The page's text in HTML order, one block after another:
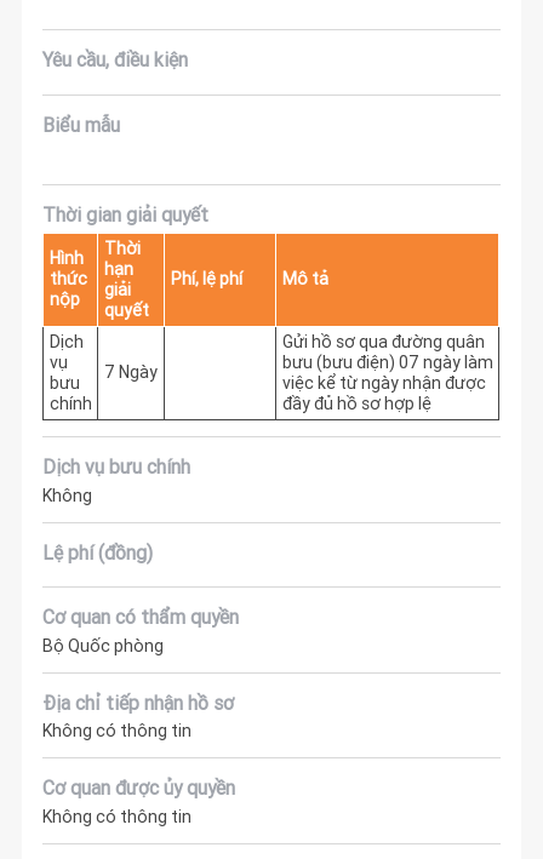
Yêu cầu, điều kiện
Biểu mẫu
Thời gian giải quyết
Hình
thức
nộp
Thời
hạn
giải
quyết
Phí, lệ phí Mô tả
Dịch
vụ
bưu
chính
7 Ngày
Gửi hồ sơ qua đường quân
bưu (bưu điện) 07 ngày làm
việc kể từ ngày nhận được
đầy đủ hồ sơ hợp lệ
Dịch vụ bưu chính
Không
Lệ phí (đồng)
Cơ quan có thẩm quyền
Bộ Quốc phòng
Địa chỉ tiếp nhận hồ sơ
Không có thông tin
Cơ quan được ủy quyền
Không có thông tin